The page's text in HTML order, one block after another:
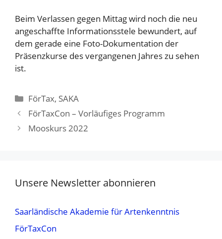
Beim Verlassen gegen Mittag wird noch die neu
angeschaffte Informationsstele bewundert, auf
dem gerade eine Foto-Dokumentation der
Präsenzkurse des vergangenen Jahres zu sehen
ist.
Kategorien
FörTax, SAKA
FörTaxCon – Vorläufiges Programm
Mooskurs 2022
Unsere Newsletter abonnieren
Saarländische Akademie für Artenkenntnis
FörTaxCon